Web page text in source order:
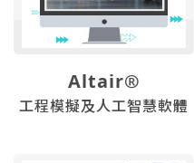
Altair®
工程模擬及人工智慧軟體